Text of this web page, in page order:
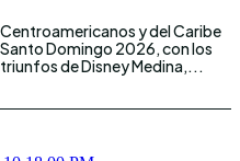
triunfos de Disney Medina,...